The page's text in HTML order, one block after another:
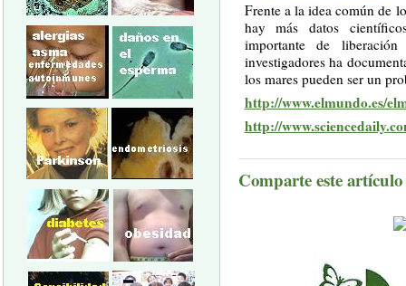
Frente a la idea común de
hay más datos
importante de
investigadores ha
los mares pueden ser un
http://www.elmundo.es/
http://
Comparte este artículo